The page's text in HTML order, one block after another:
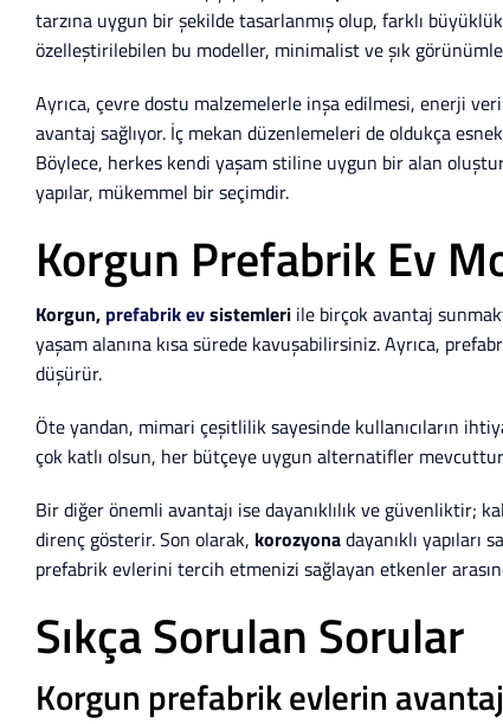
tarzına uygun bir şekilde tasarlanmış olup, farklı
özelleştirilebilen bu modeller, minimalist ve şık
Ayrıca, çevre dostu malzemelerle inşa edilmesi, enerji
avantaj sağlıyor. İç mekan düzenlemeleri de oldukça
Böylece, herkes kendi yaşam stiline uygun bir alan
yapılar, mükemmel bir seçimdir.
Korgun Prefabrik Ev
Korgun, prefabrik evsistemleri ile birçok avantaj
yaşam alanına kısa sürede kavuşabilirsiniz. Ayrıca,
düşürür.
Öte yandan, mimari çeşitlilik sayesinde kullanıcıların
çok katlı olsun, her bütçeye uygun alternatifler
Bir diğer önemli avantajı ise dayanıklılık ve güvenliktir;
direnç gösterir. Son olarak, korozyonadayanıklı
prefabrik evlerini tercih etmenizi sağlayan etkenler
Sıkça Sorulan Sorular
Korgun prefabrik evlerin